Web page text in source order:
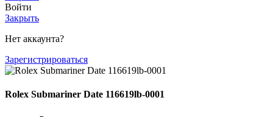
Войти
Закрыть
Нет аккаунта?
Зарегистрироваться
Rolex Submariner Date 116619lb-0001